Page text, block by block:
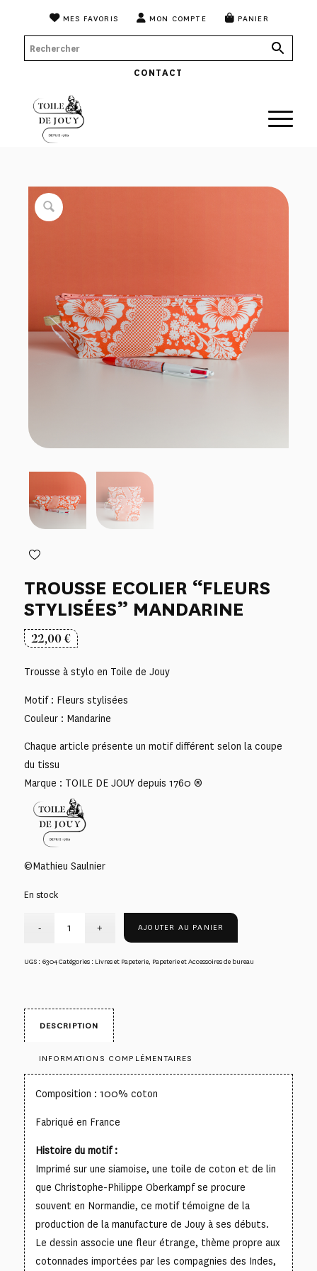
MES FAVORIS MON COMPTE PANIER
CONTACT
TROUSSE ECOLIER “FLEURS
STYLISÉES” MANDARINE
22,00€
Trousse à stylo en Toile de Jouy
Motif : Fleurs stylisées
Couleur : Mandarine
Chaque article présente un motif différent selon la coupe
du tissu
Marque : TOILE DE JOUY depuis 1760 ®
©Mathieu Saulnier
En stock
AJOUTER AU PANIER
UGS : 6304Catégories : Livres et Papeterie, Papeterie et Accessoires de bureau
DESCRIPTION
INFORMATIONS COMPLÉMENTAIRES
Composition : 100% coton
Fabriqué en France
Histoire du motif :
Imprimé sur une siamoise, une toile de coton et de lin
que Christophe-Philippe Oberkampf se procure
souvent en Normandie, ce motif témoigne de la
production de la manufacture de Jouy à ses débuts.
Le dessin associe une fleur étrange, thème propre aux
cotonnades importées par les compagnies des Indes,